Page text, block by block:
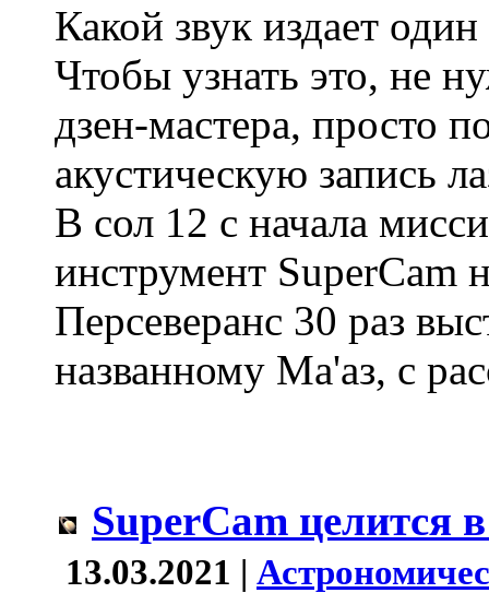
Какой звук издает
Чтобы узнать это, не
дзен-мастера, просто
акустическую запись
В сол 12 с начала
инструмент SuperCam
Персеверанс 30 раз
названному Ма'аз, с
SuperCam целится
13.03.2021 |